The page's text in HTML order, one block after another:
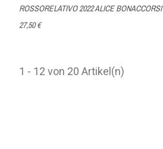
ROSSORELATIVO 2022 ALICE BONACCORSI
27,50 €
1 - 12 von 20 Artikel(n)